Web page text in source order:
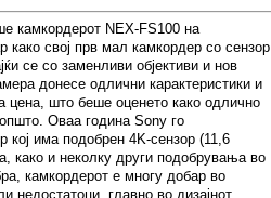
камкордерот NEX-FS100 на
како свој прв мал камкордер со сензор
се со заменливи објективи и нов
донесе одлични карактеристики и
што беше оценето како одлично
Оваа година Sony го
има подобрен 4K-сензор (11,6
како и неколку други подобрувања во
камкордерот е многу добар во
недостатоци, главно во дизајнот.